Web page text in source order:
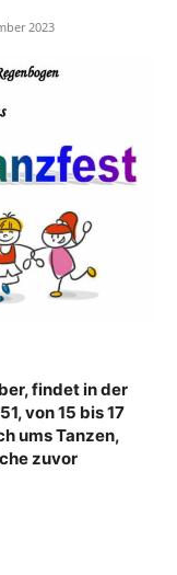
2023
findet in der
von 15 bis 17
ums Tanzen,
zuvor